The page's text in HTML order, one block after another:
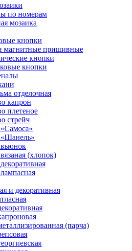
по номерам
мозаика
кнопки
магнитные пришивные
кнопки
кнопки
отделочная
капрон
плетеное
стрейч
«Шанель»
(хлопок)
и декоративная
(парча)